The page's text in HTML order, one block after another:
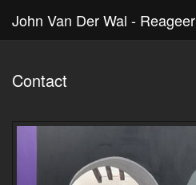
John Van Der Wal - Reageer
Contact